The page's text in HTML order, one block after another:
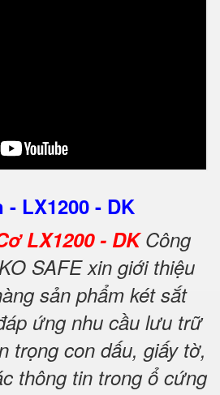
LX1200 - DK
LX1200 - DKCông
SAFE xin giới thiệu
sản phẩm két sắt
ứng nhu cầu lưu trữ
trọng con dấu, giấy tờ,
thông tin trong ổ cứng